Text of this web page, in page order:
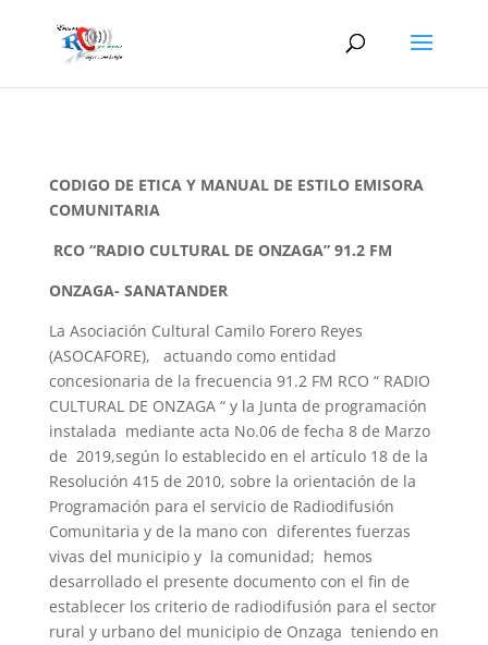
CODIGO DE ETICA Y MANUAL DE ESTILO EMISORA
COMUNITARIA
RCO “RADIO CULTURAL DE ONZAGA” 91.2 FM
ONZAGA- SANATANDER
La Asociación Cultural Camilo Forero Reyes
(ASOCAFORE), actuando como entidad
concesionaria de la frecuencia 91.2 FM RCO “ RADIO
CULTURAL DE ONZAGA “ y la Junta de programación
instalada mediante acta No.06 de fecha 8 de Marzo
de 2019,según lo establecido en el artículo 18 de la
Resolución 415 de 2010, sobre la orientación de la
Programación para el servicio de Radiodifusión
Comunitaria y de la mano con diferentes fuerzas
vivas del municipio y la comunidad; hemos
desarrollado el presente documento con el fin de
establecer los criterio de radiodifusión para el sector
rural y urbano del municipio de Onzaga teniendo en